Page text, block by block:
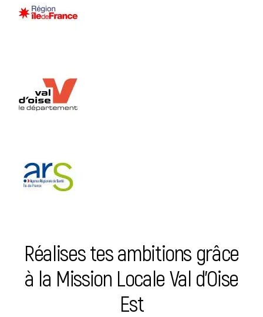
Réalises tes ambitions grâce
à la Mission Locale Val d’Oise
Est